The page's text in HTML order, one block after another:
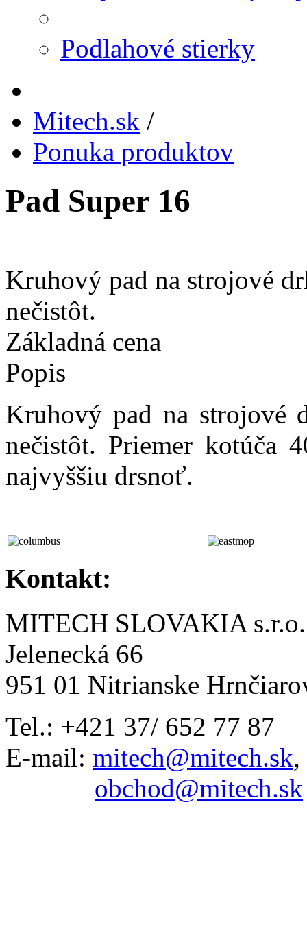
Podlahové stierky
Mitech.sk /
Ponuka produktov
Pad Super 16
Kruhový pad na strojové
nečistôt.
Základná cena
Popis
Kruhový pad na strojové
nečistôt. Priemer kotúča
najvyššiu drsnoť.
Kontakt:
MITECH SLOVAKIA s.r.o.
Jelenecká 66
951 01 Nitrianske
Tel.: +421 37/ 652 77 87
E-mail: mitech@mitech.sk,
obchod@mitech.sk